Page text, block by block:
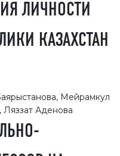
ЛИЧНОСТИ
КАЗАХСТАН
Мейрамкул
Аденова